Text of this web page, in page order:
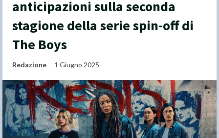
anticipazioni sulla seconda
stagione della serie spin-off di
The Boys
Redazione 1 Giugno 2025